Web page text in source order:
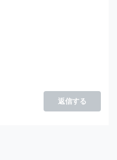
返信する